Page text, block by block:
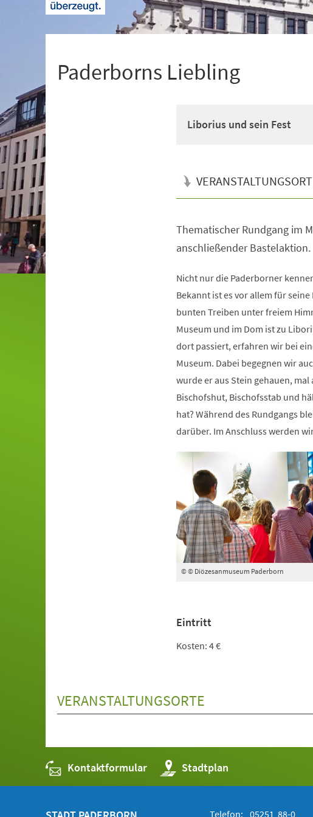
Paderborns Liebling
Liborius und sein Fest
Thematischer Rundgang im
anschließender Bastelaktion.
Nicht nur die Paderborner
Bekannt ist es vor allem für
bunten Treiben unter freiem
Museum und im Dom ist zu
dort passiert, erfahren wir bei
Museum. Dabei begegnen wir
wurde er aus Stein gehauen,
Bischofshut, Bischofsstab und
hat? Während des Rundgangs
darüber. Im Anschluss werden
© © Diözesanmuseum Paderborn
Eintritt
Kosten: 4 €
VERANSTALTUNGSORTE
Kontaktformular Stadtplan
(Öffnet
in
einem
Telefon: 05251 88-0